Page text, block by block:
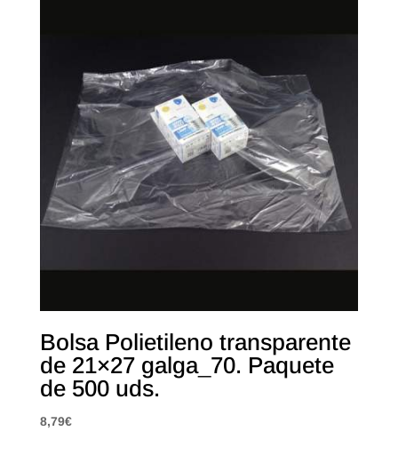
Bolsa Polietileno transparente
de 21×27 galga_70. Paquete
de 500 uds.
8,79€